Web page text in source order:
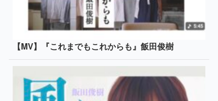
【MV】『これまでもこれからも』飯田俊樹